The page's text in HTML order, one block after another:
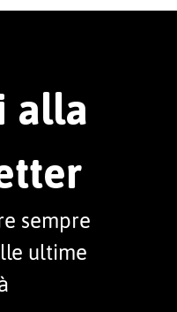
alla
sempre
ultime